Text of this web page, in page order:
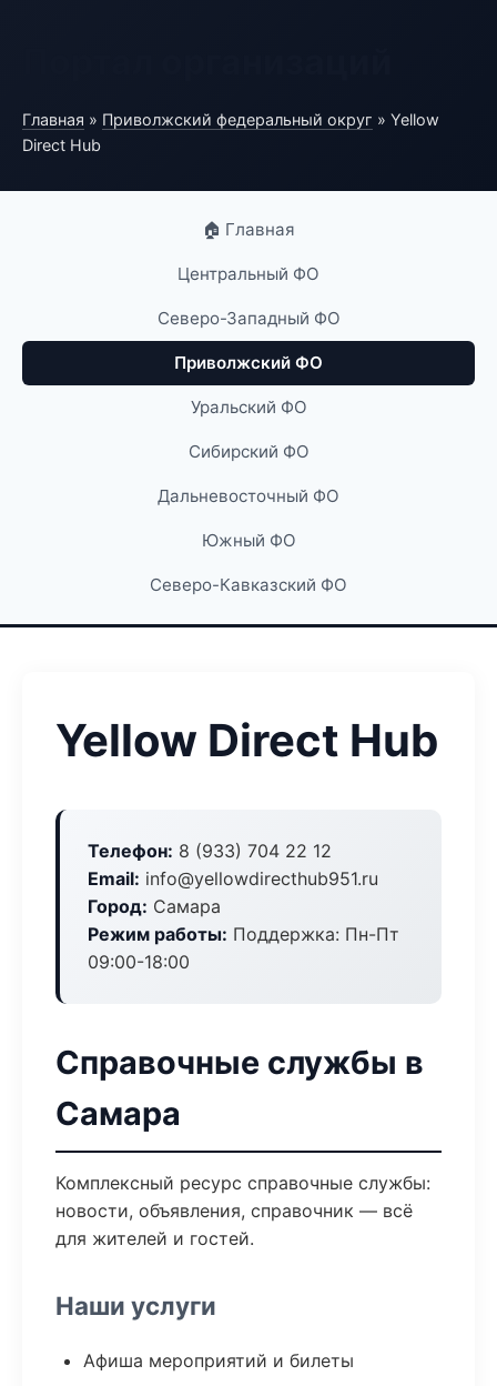
Главная » Приволжский федеральный округ » Yellow
Direct Hub
🏠 Главная
Центральный ФО
Северо-Западный ФО
Приволжский ФО
Уральский ФО
Сибирский ФО
Дальневосточный ФО
Южный ФО
Северо-Кавказский ФО
Yellow Direct Hub
Телефон: 8 (933) 704 22 12
Email: info@yellowdirecthub951.ru
Город: Самара
Режим работы: Поддержка: Пн-Пт
09:00-18:00
Справочные службы в
Самара
Комплексный ресурс справочные службы:
новости, объявления, справочник — всё
для жителей и гостей.
Наши услуги
Афиша мероприятий и билеты